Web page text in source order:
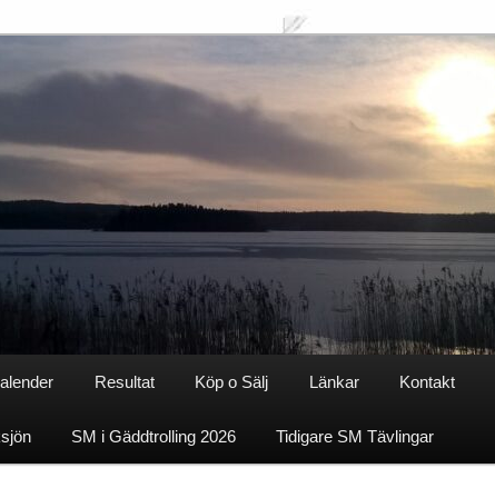
Resultat Köp o Sälj Länkar Kontakt
SM i Gäddtrolling 2026 Tidigare SM Tävlingar